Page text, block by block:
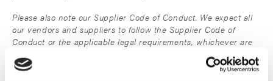
Please also note our Supplier Code of Conduct. We expect all
our vendors and suppliers to follow the Supplier Code of
Conduct or the applicable legal requirements, whichever are